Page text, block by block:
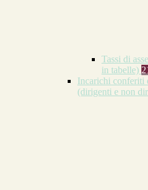
Tassi di
in tabelle)
Incarichi conferiti
(dirigenti e non